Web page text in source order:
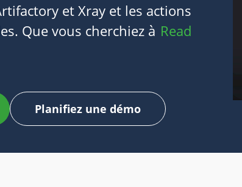
et Xray et les actions
Que vous cherchiez à Read
Planifiez une démo